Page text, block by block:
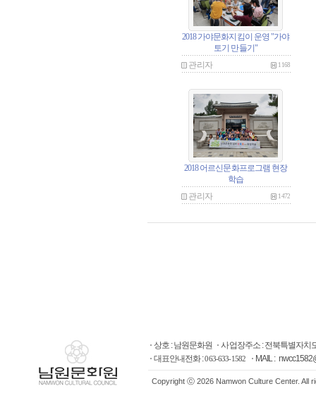
2018 가야문화지킴이 운영 "가야
토기 만들기"
관리자
1168
2018 어르신문화프로그램 현장
학습
관리자
1472
상호 : 남원문화원
사업장주소 : 전북특별자
대표안내전화 :063-633-1582 MAIL :
Copyright ⓒ 2026 Namwon Culture Center. All